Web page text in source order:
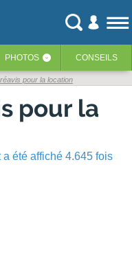
PHOTOS ‹ CONSEILS
pour la location
pour la
été affiché 4.645 fois